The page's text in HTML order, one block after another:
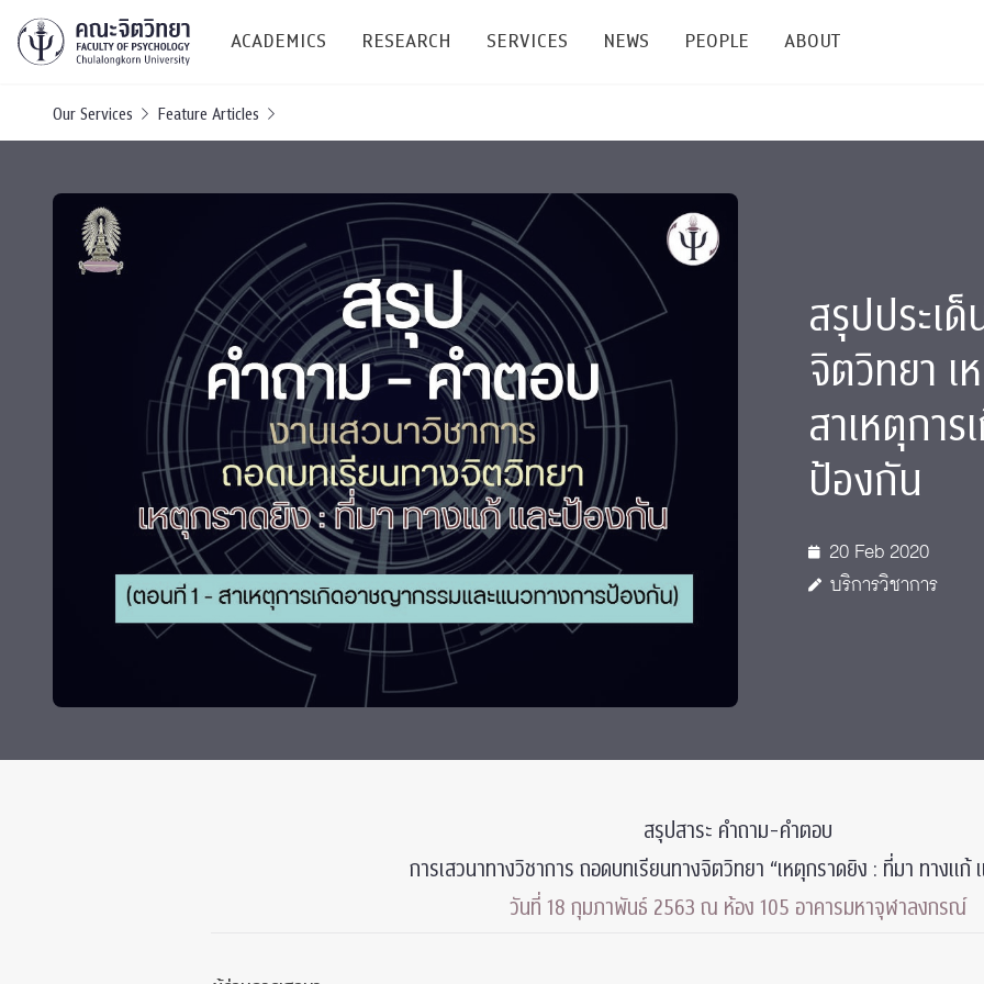
ACADEMICS
Undergraduate
Bachelor of Science
(B.Sc.)
Graduate
Master's and PhD
Current Students
RESEARCH
Resources & Facilities
Research Publications
Conference
International Conference & Symposium
TICP 2023
SSBW Activities
Grants and Awards
SERVICES
Academic Service
PSY Stats Clinic
Wellness Center
Psychological Center for Effective Organization
Life Di
CU Radio
NEWS
Events & Announcement
Lectures & Talks
Workshops
PEOPLE
Staffs
Management
ABOUT
Giving
Annual Reports
Contact Us
Intranet
Our Services Feature Articles
สรุปประเ
จิตวิทยา เ
สาเหตุกา
ป้องกัน
20 Feb 2020
บริการวิชาการ
สรุปสาระ คำถาม-คำตอบ
การเสวนาทางวิชาการ ถอดบทเรียนทางจิตวิทยา “เหตุกราดยิง : ที่มา ทางแก้
วันที่ 18 กุมภาพันธ์ 2563 ณ ห้อง 105 อาคารมหาจุฬาลงกรณ์